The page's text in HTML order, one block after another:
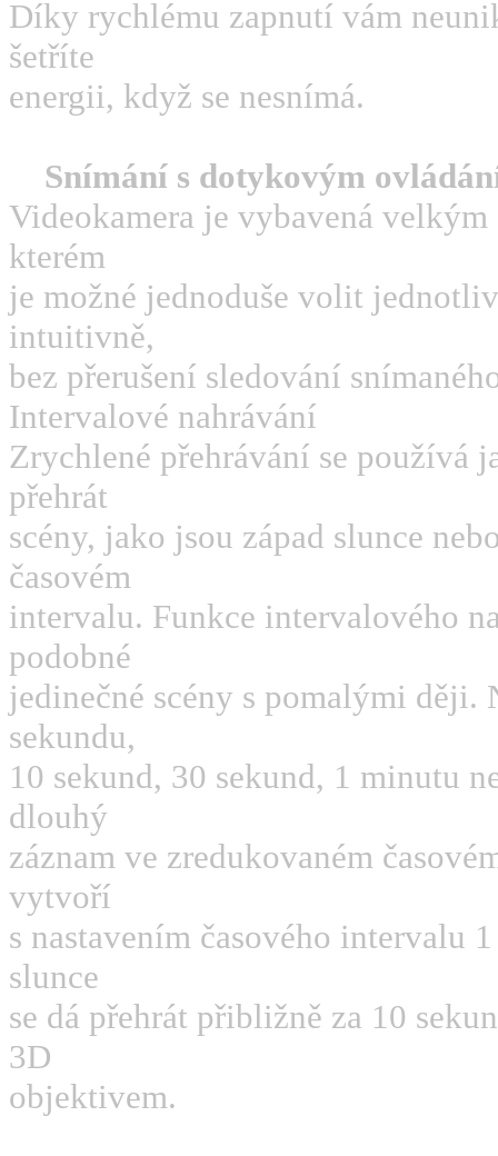
Díky rychlému zapnutí vám
šetříte
energii, když se nesnímá.
Snímání s dotykovým
Videokamera je vybavená
kterém
je možné jednoduše volit
intuitivně,
bez přerušení sledování
Intervalové nahrávání
Zrychlené přehrávání se používá
přehrát
scény, jako jsou západ slunce
časovém
intervalu. Funkce intervalového
podobné
jedinečné scény s pomalými ději.
sekundu,
10 sekund, 30 sekund, 1 minutu
dlouhý
záznam ve zredukovaném
vytvoří
s nastavením časového intervalu
slunce
se dá přehrát přibližně za 10
3D
objektivem.